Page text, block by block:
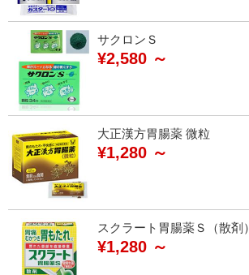
サクロンＳ
¥2,580 ～
大正漢方胃腸薬 微粒
¥1,280 ～
スクラート胃腸薬Ｓ（散剤）
¥1,280 ～